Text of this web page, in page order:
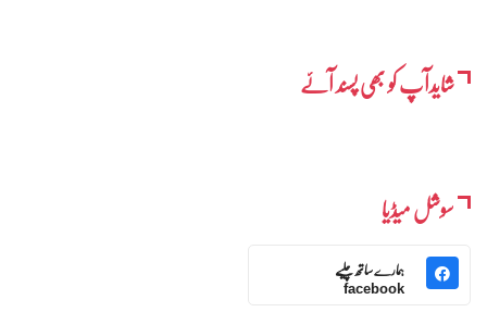
شایدآپ کو بھی پسند آئے
سوشل میڈیا
ہمارے ساتھ چلیے
facebook